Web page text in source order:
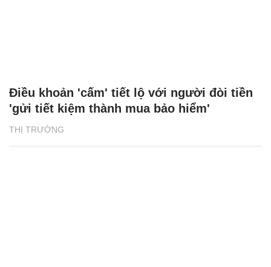
THỊ TRƯỜNG
Điều khoản 'cấm' tiết lộ với người đòi tiền
'gửi tiết kiệm thành mua bảo hiểm'